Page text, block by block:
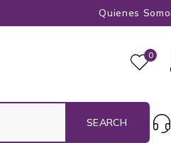
Quienes
0